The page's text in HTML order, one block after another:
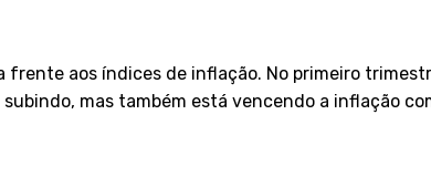
frente aos índices de inflação. No primeiro
mas também está vencendo a inflação